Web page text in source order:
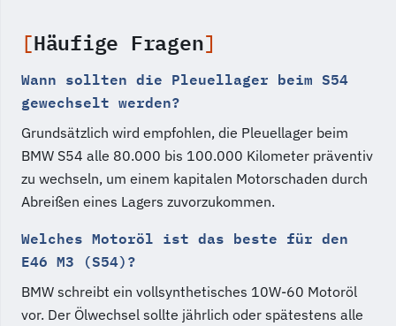
Häufige Fragen
Wann sollten die Pleuellager beim S54
gewechselt werden?
Grundsätzlich wird empfohlen, die Pleuellager beim
BMW S54 alle 80.000 bis 100.000 Kilometer präventiv
zu wechseln, um einem kapitalen Motorschaden durch
Abreißen eines Lagers zuvorzukommen.
Welches Motoröl ist das beste für den
E46 M3 (S54)?
BMW schreibt ein vollsynthetisches 10W-60 Motoröl
vor. Der Ölwechsel sollte jährlich oder spätestens alle